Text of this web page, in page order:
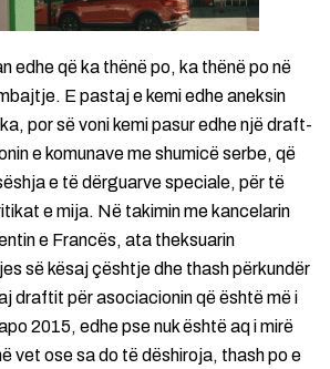
edhe që ka thënë po, ka thënë po në
E pastaj e kemi edhe aneksin
por së voni kemi pasur edhe një draft-
e komunave me shumicë serbe, që
e të dërguarve speciale, për të
e mija. Në takimin me kancelarin
e Francës, ata theksuarin
së kësaj çështje dhe thash përkundër
draftit për asociacionin që është më i
2015, edhe pse nuk është aq i mirë
vet ose sa do të dëshiroja, thash po e